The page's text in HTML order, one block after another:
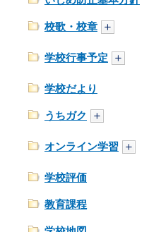
校歌・校章
学校行事予定
学校だより
うちガク
オンライン学習
学校評価
教育課程